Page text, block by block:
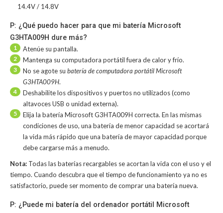
14.4V / 14.8V
P: ¿Qué puedo hacer para que mi batería Microsoft
G3HTA009H dure más?
1 Atenúe su pantalla.
2 Mantenga su computadora portátil fuera de calor y frío.
3 No se agote su batería de computadora portátil Microsoft
G3HTA009H.
4
Deshabilite los dispositivos y puertos no utilizados (como
altavoces USB o unidad externa).
5
Elija la batería Microsoft G3HTA009H correcta. En las mismas
condiciones de uso, una batería de menor capacidad se acortará
la vida más rápido que una batería de mayor capacidad porque
debe cargarse más a menudo.
Nota: Todas las baterías recargables se acortan la vida con el uso y el
tiempo. Cuando descubra que el tiempo de funcionamiento ya no es
satisfactorio, puede ser momento de comprar una batería nueva.
P: ¿Puede mi batería del ordenador portátil Microsoft